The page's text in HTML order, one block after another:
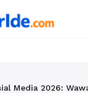
Media 2026: